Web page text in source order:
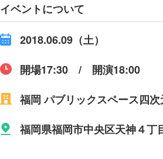
イベントについて
2018.06.09（土）
開場17:30 / 開演18:00
福岡 パブリックスペース四次
福岡県福岡市中央区天神４丁